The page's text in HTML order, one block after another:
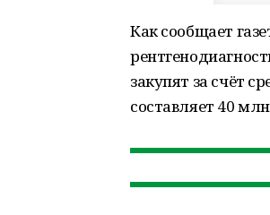
Как сообщает
закупят за счёт
составляет 40